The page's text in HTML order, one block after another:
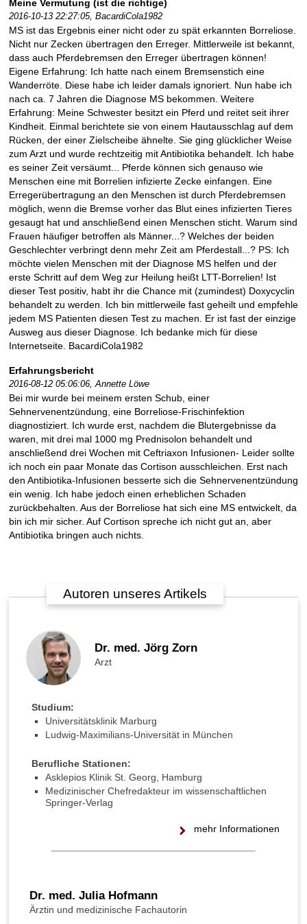
Meine Vermutung (ist die richtige)
2016-10-13 22:27:05, BacardiCola1982
MS ist das Ergebnis einer nicht oder zu spät erkannten Borreliose.
Nicht nur Zecken übertragen den Erreger. Mittlerweile ist bekannt,
dass auch Pferdebremsen den Erreger übertragen können!
Eigene Erfahrung: Ich hatte nach einem Bremsenstich eine
Wanderröte. Diese habe ich leider damals ignoriert. Nun habe ich
nach ca. 7 Jahren die Diagnose MS bekommen. Weitere
Erfahrung: Meine Schwester besitzt ein Pferd und reitet seit ihrer
Kindheit. Einmal berichtete sie von einem Hautausschlag auf dem
Rücken, der einer Zielscheibe ähnelte. Sie ging glücklicher Weise
zum Arzt und wurde rechtzeitig mit Antibiotika behandelt. Ich habe
es seiner Zeit versäumt... Pferde können sich genauso wie
Menschen eine mit Borrelien infizierte Zecke einfangen. Eine
Erregerübertragung an den Menschen ist durch Pferdebremsen
möglich, wenn die Bremse vorher das Blut eines infizierten Tieres
gesaugt hat und anschließend einen Menschen sticht. Warum sind
Frauen häufiger betroffen als Männer...? Welches der beiden
Geschlechter verbringt denn mehr Zeit am Pferdestall...? PS: Ich
möchte vielen Menschen mit der Diagnose MS helfen und der
erste Schritt auf dem Weg zur Heilung heißt LTT-Borrelien! Ist
dieser Test positiv, habt ihr die Chance mit (zumindest) Doxycyclin
behandelt zu werden. Ich bin mittlerweile fast geheilt und empfehle
jedem MS Patienten diesen Test zu machen. Er ist fast der einzige
Ausweg aus dieser Diagnose. Ich bedanke mich für diese
Internetseite. BacardiCola1982
Erfahrungsbericht
2016-08-12 05:06:06,Annette Löwe
Bei mir wurde bei meinem ersten Schub, einer
Sehnervenentzündung, eine Borreliose-Frischinfektion
diagnostiziert. Ich wurde erst, nachdem die Blutergebnisse da
waren, mit drei mal 1000 mg Prednisolon behandelt und
anschließend drei Wochen mit Ceftriaxon Infusionen- Leider sollte
ich noch ein paar Monate das Cortison ausschleichen. Erst nach
den Antibiotika-Infusionen besserte sich die Sehnervenentzündung
ein wenig. Ich habe jedoch einen erheblichen Schaden
zurückbehalten. Aus der Borreliose hat sich eine MS entwickelt, da
bin ich mir sicher. Auf Cortison spreche ich nicht gut an, aber
Antibiotika bringen auch nichts.
Autoren unseres Artikels
Dr. med. Jörg Zorn
Arzt
Studium:
Universitätsklinik Marburg
Ludwig-Maximilians-Universität in München
Berufliche Stationen:
Asklepios Klinik St. Georg, Hamburg
Medizinischer Chefredakteur im wissenschaftlichen
Springer-Verlag
mehr Informationen
Dr. med. Julia Hofmann
Ärztin und medizinische Fachautorin